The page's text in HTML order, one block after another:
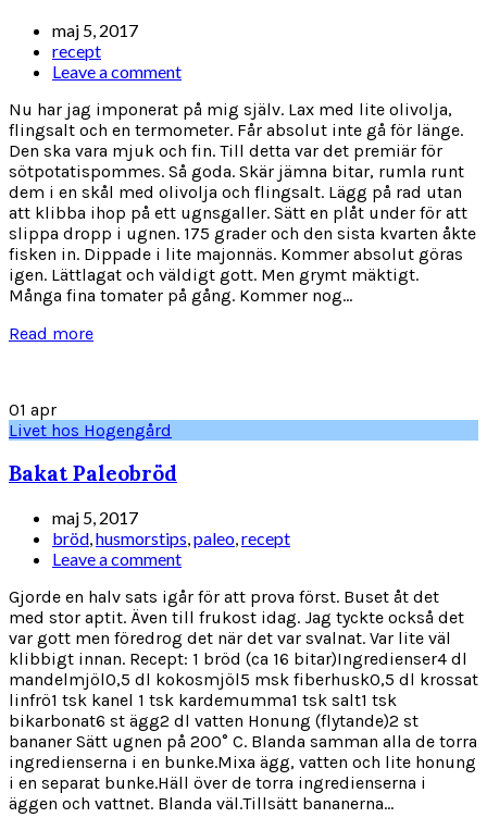
maj 5, 2017
recept
Leave a comment
Nu har jag imponerat på mig själv. Lax med lite olivolja,
flingsalt och en termometer. Får absolut inte gå för länge.
Den ska vara mjuk och fin. Till detta var det premiär för
sötpotatispommes. Så goda. Skär jämna bitar, rumla runt
dem i en skål med olivolja och flingsalt. Lägg på rad utan
att klibba ihop på ett ugnsgaller. Sätt en plåt under för att
slippa dropp i ugnen. 175 grader och den sista kvarten åkte
fisken in. Dippade i lite majonnäs. Kommer absolut göras
igen. Lättlagat och väldigt gott. Men grymt mäktigt.
Många fina tomater på gång. Kommer nog...
Read more
01 apr
Livet hos Hogengård
Bakat Paleobröd
maj 5, 2017
bröd,husmorstips,paleo,recept
Leave a comment
Gjorde en halv sats igår för att prova först. Buset åt det
med stor aptit. Även till frukost idag. Jag tyckte också det
var gott men föredrog det när det var svalnat. Var lite väl
klibbigt innan. Recept: 1 bröd (ca 16 bitar)Ingredienser4 dl
mandelmjöl0,5 dl kokosmjöl5 msk fiberhusk0,5 dl krossat
linfrö1 tsk kanel 1 tsk kardemumma1 tsk salt1 tsk
bikarbonat6 st ägg2 dl vatten Honung (flytande)2 st
bananer Sätt ugnen på 200° C. Blanda samman alla de torra
ingredienserna i en bunke.Mixa ägg, vatten och lite honung
i en separat bunke.Häll över de torra ingredienserna i
äggen och vattnet. Blanda väl.Tillsätt bananerna...